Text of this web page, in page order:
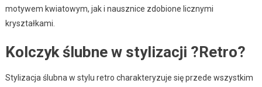
motywem kwiatowym, jak i nausznice zdobione licznymi
kryształkami.
Kolczyk ślubne w stylizacji ?Retro?
Stylizacja ślubna w stylu retro charakteryzuje się przede wszystkim